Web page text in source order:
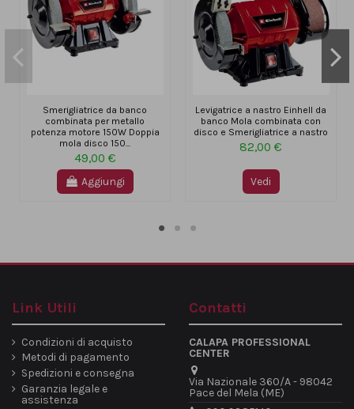
Smerigliatrice da banco
combinata per metallo
potenza motore 150W Doppia
mola disco 150...
49,00 €
Aggiungi
Levigatrice a nastro Einhell da
banco Mola combinata con
disco e Smerigliatrice a nastro
82,00 €
Vedi
Link Utili
Condizioni di acquisto
Metodi di pagamento
Spedizioni e consegna
Garanzia legale e
assistenza
Contatti
CALAPA PROFESSIONAL
CENTER
Via Nazionale 360/A - 98042
Pace del Mela (ME)